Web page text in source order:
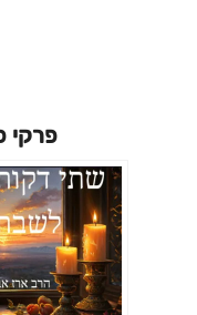
פרקי